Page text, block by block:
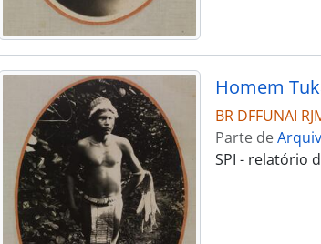
Homem
BR DFFUNAI
Parte de
SPI - relatório